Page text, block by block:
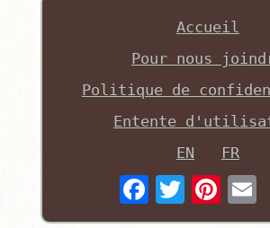
Accueil
Pour nous
Politique de
Entente
EN
FR